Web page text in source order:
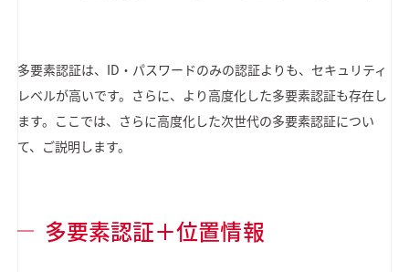
多要素認証は、ID・パスワードのみの認証よりも、セキュリティ
レベルが高いです。さらに、より高度化した多要素認証も存在し
ます。ここでは、さらに高度化した次世代の多要素認証につい
て、ご説明します。
多要素認証＋位置情報